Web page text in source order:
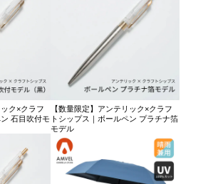
ク×クラフ
石目吹付モ
【数量限定】アンテリック×クラフ
トシップス｜ボールペン プラチナ箔
モデル